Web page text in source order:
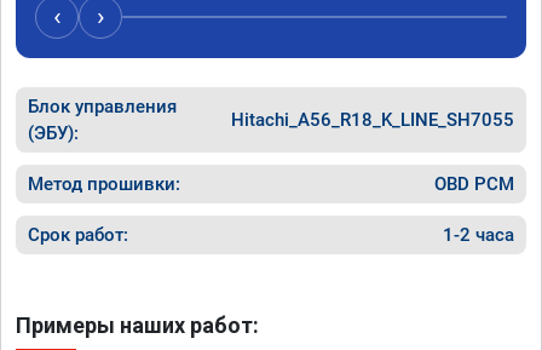
‹ ›
Блок управления
(ЭБУ):
Hitachi_A56_R18_K_LINE_SH7055
Метод прошивки: OBD PCM
Срок работ: 1-2 часа
Примеры наших работ: